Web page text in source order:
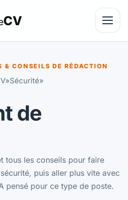
CV
& CONSEILS DE RÉDACTION
»Sécurité»
de
tous les conseils pour faire
puis aller plus vite avec
pensé pour ce type de poste.